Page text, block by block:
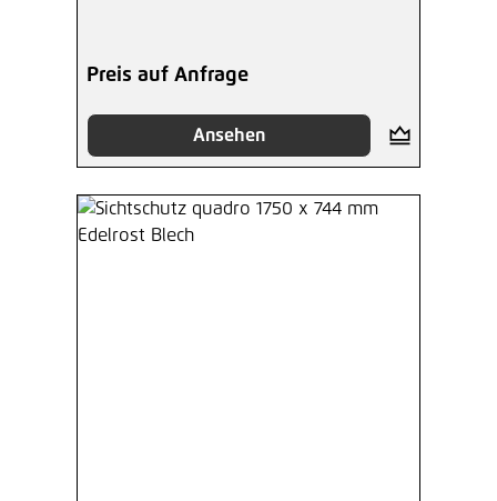
Preis auf Anfrage
Ansehen